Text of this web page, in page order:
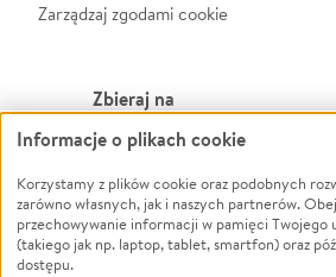
Zarządzaj zgodami cookie
Zbieraj na
Leczenie
Zwierzęta
Pożar
Ukraina
Informacje o plikach cookie
Korzystamy z plików cookie oraz podobnych
zarówno własnych, jak i naszych partnerów.
przechowywanie informacji w pamięci Twojego
(takiego jak np. laptop, tablet, smartfon) oraz
dostępu.